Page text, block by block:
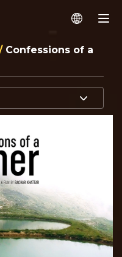
Confessions of a